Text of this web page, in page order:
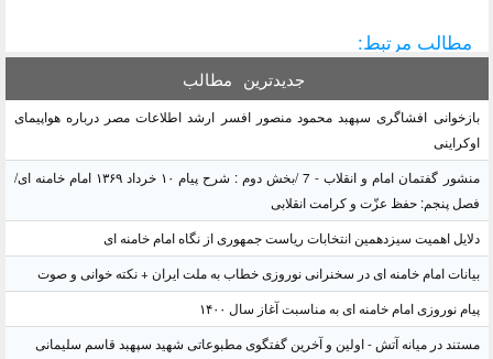
مطالب مرتبط:
جدیدترین مطالب
بازخوانی افشاگری سپهبد محمود منصور افسر ارشد اطلاعات مصر درباره هواپیمای
اوکراینی
منشور گفتمان امام و انقلاب - 7 /بخش دوم : شرح پیام ۱۰ خرداد ۱۳۶۹ امام خامنه ای/
فصل پنجم: حفظ عزّت و کرامت انقلابی
دلایل اهمیت سیزدهمین انتخابات ریاست جمهوری از نگاه امام خامنه ای
بیانات امام خامنه ای در سخنرانی نوروزی خطاب به ملت ایران + نکته خوانی و صوت
پیام نوروزی امام خامنه ای به مناسبت آغاز سال ۱۴۰۰
مستند در میانه آتش - اولین و آخرین گفتگوی مطبوعاتی شهید سپهبد قاسم سلیمانی